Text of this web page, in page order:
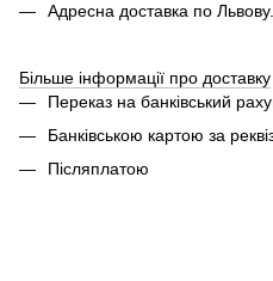
Адресна доставка по Львову.
Більше інформації про доставку
Переказ на банківський
Банківською картою за
Післяплатою